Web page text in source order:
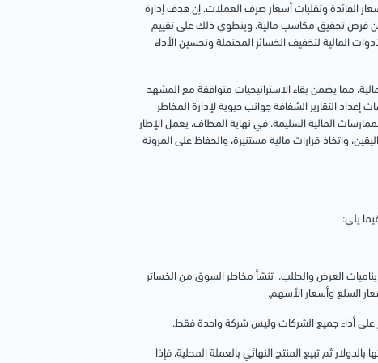
الفائدة وتقلبات أسعار صرف العملات. إن هدف إدارة
من فرص تحقيق مكاسب مالية. وينطوي ذلك على تقييم
المالية لتخفيف الخسائر المحتملة وتحسين الأداء
مما يضمن بقاء الاستراتيجيات متوافقة مع المشهد
إعداد التقارير الشفافة جوانب حيوية لإدارة المخاطر
المالية السليمة. في نهاية المطاف، يعمل الإطار
واتخاذ قرارات مالية مستنيرة، والحفاظ على المرونة
يلي:
ديناميات العرض والطلب. تنشأ مخاطر السوق من الخسائر
السلع وأسعار الأسهم.
على أداء جميع الشركات وليس شركة واحدة فقط.
ثم تبيع المنتج النهائي بالعملة المحلية، فإذا